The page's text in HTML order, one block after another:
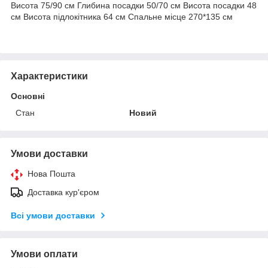
Висота 75/90 см Глибина посадки 50/70 см Висота посадки 48
см Висота підлокітника 64 см Спальне місце 270*135 см
Характеристики
Основні
Стан
Новий
Умови доставки
Нова Пошта
Доставка кур'єром
Всі умови доставки
Умови оплати